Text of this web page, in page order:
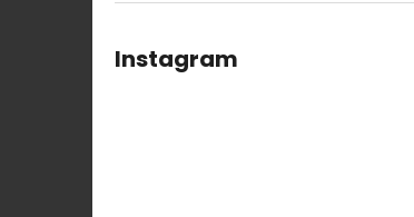
Instagram